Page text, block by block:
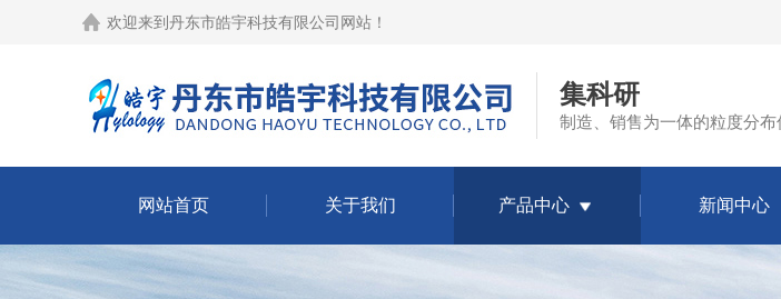
欢迎来到 丹东市皓宇科技有限公司网站 ！
集科研
制造、销售为一体的粒度分布
网站首页 关于我们 产品中心 新闻中心